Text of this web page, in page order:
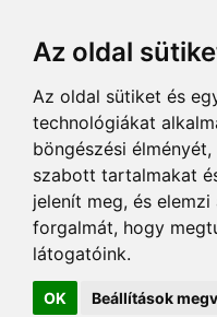
Az oldal
Az oldal sütiket és
technológiákat
böngészési
szabott tartalmakat
jelenít meg, és
forgalmát, hogy
látogatóink.
OK Beállítások